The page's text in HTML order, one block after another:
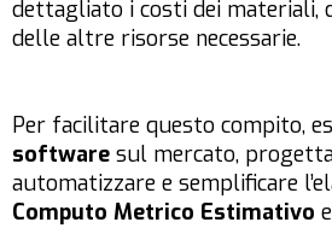
dettagliato i costi dei materiali,
delle altre risorse necessarie.
Per facilitare questo compito,
software sul mercato,
automatizzare e semplificare
Computo Metrico Estimativo